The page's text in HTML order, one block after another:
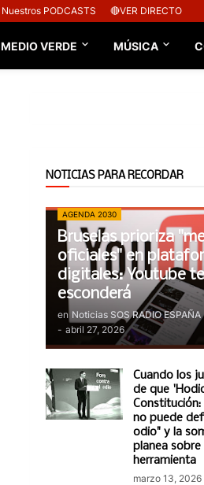
Nuestros PODCASTS 🔴VER DIRECTO
VERDE MÚSICA
NOTICIAS PARA RECORDAR
AGENDA 2030
Bruselas prioriza
oficiales" en
digitales: Youtube te
esconderá
en Noticias SOS RADIO ESPAÑA
- abril 27, 2026
Cuando los
de que
Constitución:
no puede
odio" y la
planea sobre
herramienta
marzo 13, 2026